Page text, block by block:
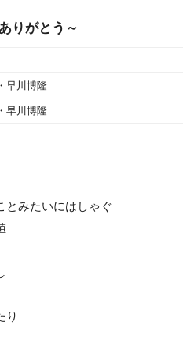
りがとう～
早川博隆
早川博隆
とみたいにはしゃぐ
り